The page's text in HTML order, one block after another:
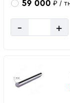
59 000 ₽ /
- +